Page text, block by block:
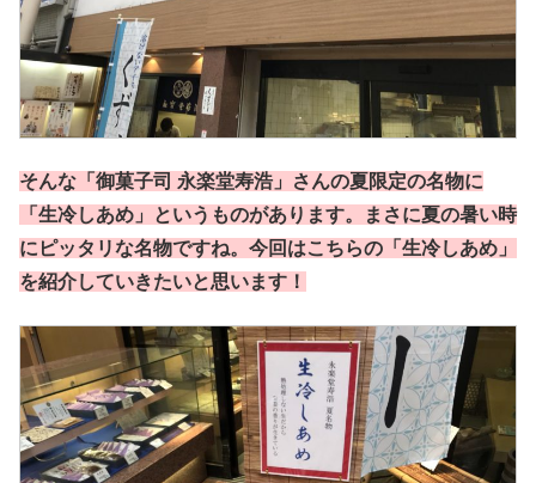
そんな「御菓子司 永楽堂寿浩」さんの夏限定の名物に
「生冷しあめ」というものがあります。まさに夏の暑い時
にピッタリな名物ですね。今回はこちらの「生冷しあめ」
を紹介していきたいと思います！